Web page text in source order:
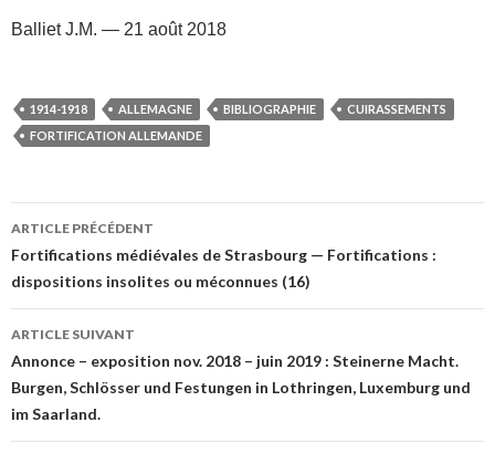
Balliet J.M. — 21 août 2018
1914-1918 ALLEMAGNE BIBLIOGRAPHIE
CUIRASSEMENTS
FORTIFICATION ALLEMANDE
Navigation
des
articles
ARTICLE PRÉCÉDENT
Fortifications médiévales de Strasbourg — Fortifications :
dispositions insolites ou méconnues (16)
ARTICLE SUIVANT
Annonce – exposition nov. 2018 – juin 2019 : Steinerne Macht.
Burgen, Schlösser und Festungen in Lothringen, Luxemburg und
im Saarland.